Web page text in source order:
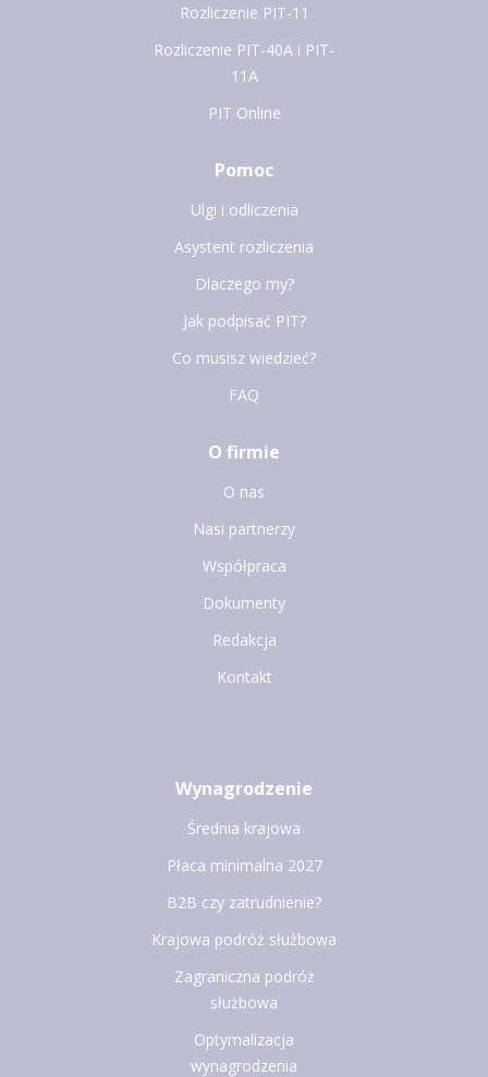
Rozliczenie PIT-11
Rozliczenie PIT-40A i PIT-
11A
PIT Online
Pomoc
Ulgi i odliczenia
Asystent rozliczenia
Dlaczego my?
Jak podpisać PIT?
Co musisz wiedzieć?
FAQ
O firmie
O nas
Nasi partnerzy
Współpraca
Dokumenty
Redakcja
Kontakt
Wynagrodzenie
Średnia krajowa
Płaca minimalna 2027
B2B czy zatrudnienie?
Krajowa podróż służbowa
Zagraniczna podróż
służbowa
Optymalizacja
wynagrodzenia